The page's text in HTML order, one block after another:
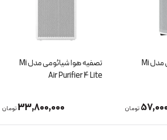
تصفیه هوا شیائومی مدل Mi
تومان
تصفیه هوا شیائومی مدل Mi
Air Purifier 4 Lite
33,800,000تومان